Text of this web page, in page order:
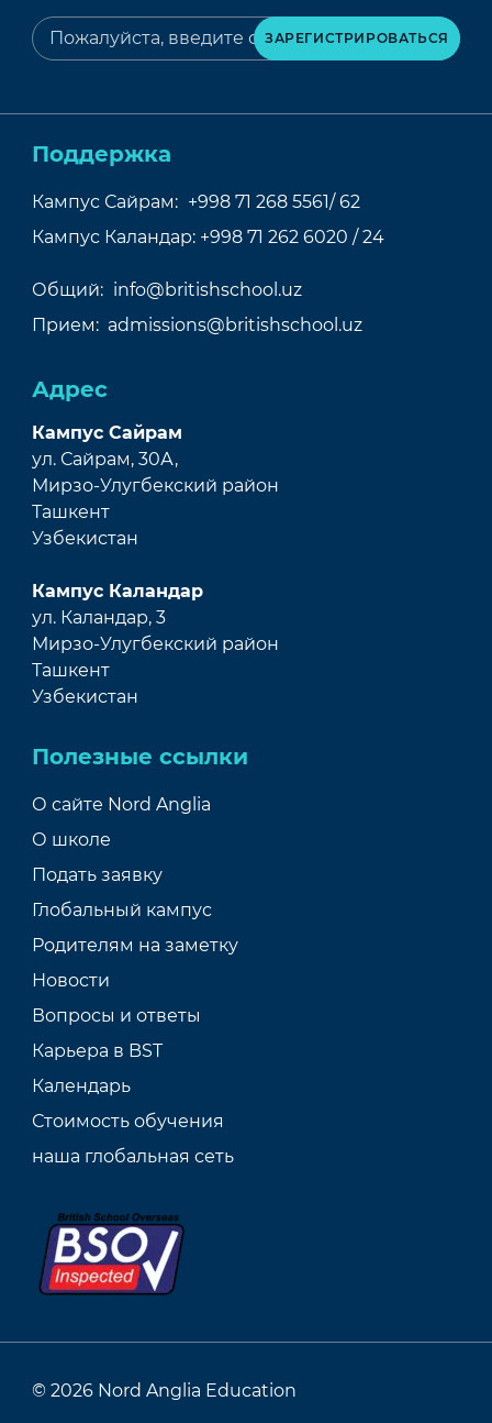
Поддержка
Кампус Сайрам: +998 71 268 5561/ 62
Кампус Каландар: +998 71 262 6020 / 24
Общий: info@britishschool.uz
Прием: admissions@britishschool.uz
Адрес
Кампус Сайрам
ул. Сайрам, 30А,
Мирзо-Улугбекский район
Ташкент
Узбекистан
Кампус Каландар
ул. Каландар, 3
Мирзо-Улугбекский район
Ташкент
Узбекистан
Полезные ссылки
О сайте Nord Anglia
О школе
Подать заявку
Глобальный кампус
Родителям на заметку
Новости
Вопросы и ответы
Карьера в BST
Календарь
Стоимость обучения
наша глобальная сеть
© 2026 Nord Anglia Education